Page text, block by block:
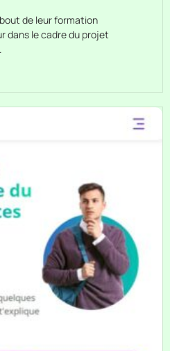
de leur formation
dans le cadre du projet